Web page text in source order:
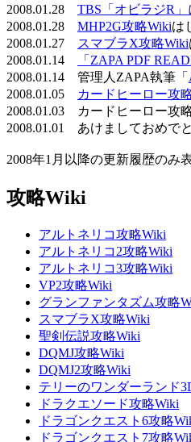
2008.01.28 TBS「オビラジR
2008.01.28 MHP2G攻略Wikiは
2008.01.27
スマブラX攻略Wiki
2008.01.14
「ZAPA PDF
2008.01.14 管理人ZAPA執筆「
2008.01.05
カードヒーロー攻
2008.01.03 カードヒーロー攻
2008.01.01 あけましておめで
2008年1月以降の更新履歴のみ
攻略Wiki
アルトネリコ攻略Wiki
アルトネリコ2攻略Wiki
アルトネリコ3攻略Wiki
VP2攻略Wiki
グランファンタズム攻略
スマブラX攻略Wiki
聖剣伝説攻略Wiki
DQMJ攻略Wiki
DQMJ2攻略Wiki
テリーのワンダーランド
ドラクエソード攻略Wiki
ドラゴンクエスト6攻略
ドラゴンクエスト7攻略